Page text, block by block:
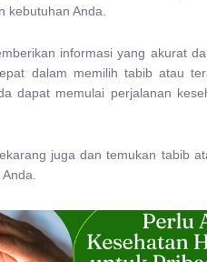
kebutuhan Anda.
informasi yang akurat
dalam memilih tabib atau
dapat memulai perjalanan
juga dan temukan tabib